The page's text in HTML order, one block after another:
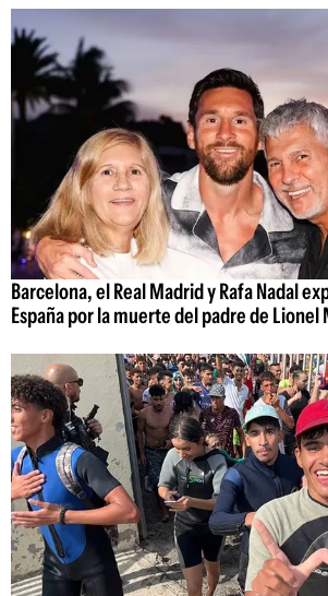
Barcelona, el Real Madrid y Rafa Nadal
España por la muerte del padre de Lionel